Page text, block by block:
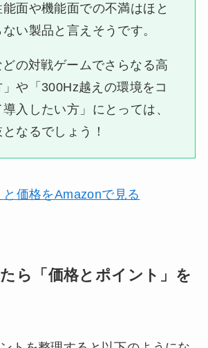
面や機能面での不満はほと
い製品と言えそうです。
の対戦ゲームでさらなる高
や「300Hz越えの環境をコ
入したい方」にとっては、
なるでしょう！
と価格をAmazonで見る
ら「価格とポイント」を